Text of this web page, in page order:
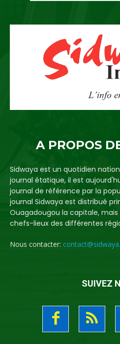
A PROPOS
Sidwaya est un quotidien
journal étatique, il est
journal de référence par la
journal Sidwaya est distribué
Ouagadougou la capitale,
chefs-lieux des différentes
Nous contacter:
SUIVEZ